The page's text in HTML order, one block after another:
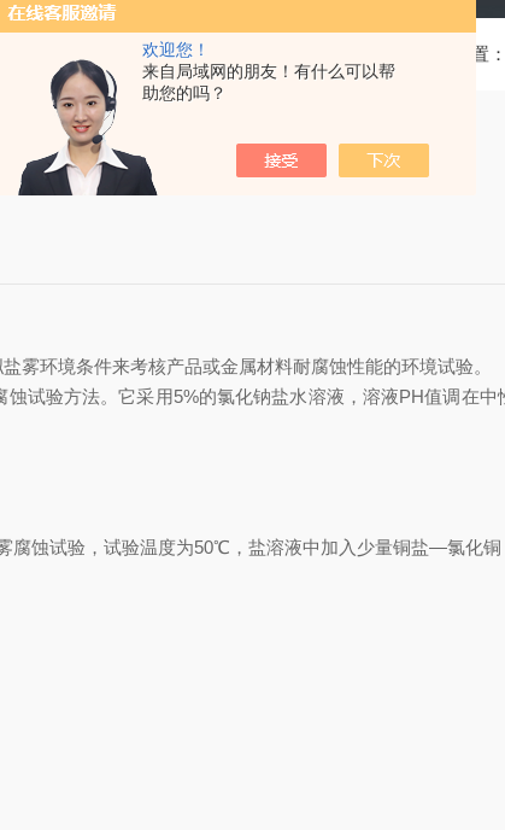
欢迎您！
来自局域网的朋友！有什么可以帮
助您的吗？
当前位置：
雾环境条件来考核产品或金属材料耐腐蚀性能的环境试验。
蚀试验方法。它采用5%的氯化钠盐水溶液，溶液PH值调在
腐蚀试验，试验温度为50℃，盐溶液中加入少量铜盐—氯化